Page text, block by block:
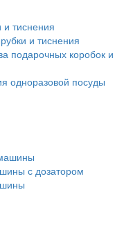
тиснения
и тиснения
подарочных коробок и
одноразовой посуды
с дозатором